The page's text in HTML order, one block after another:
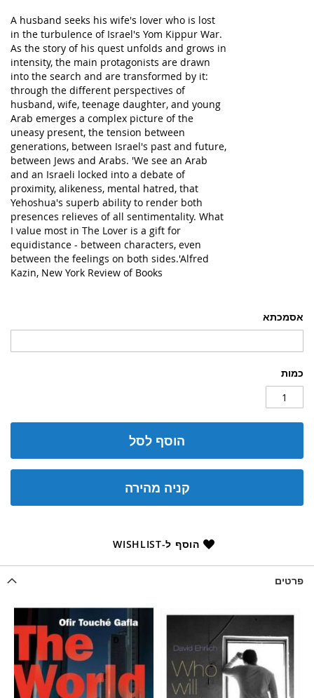
אסמכתא
כמות
הוסף לסל
קניה מהירה
הוסף ל-WISHLIST
A husband seeks his wife's lover who is lost
in the turbulence of Israel's Yom Kippur War.
As the story of his quest unfolds and grows in
intensity, the main protagonists are drawn
into the search and are transformed by it:
through the different perspectives of
husband, wife, teenage daughter, and young
Arab emerges a complex picture of the
uneasy present, the tension between
generations, between Israel's past and future,
between Jews and Arabs. 'We see an Arab
and an Israeli locked into a debate of
proximity, alikeness, mental hatred, that
Yehoshua's superb ability to render both
presences relieves of all sentimentality. What
I value most in The Lover is a gift for
equidistance - between characters, even
between the feelings on both sides.'Alfred
Kazin, New York Review of Books
פרטים